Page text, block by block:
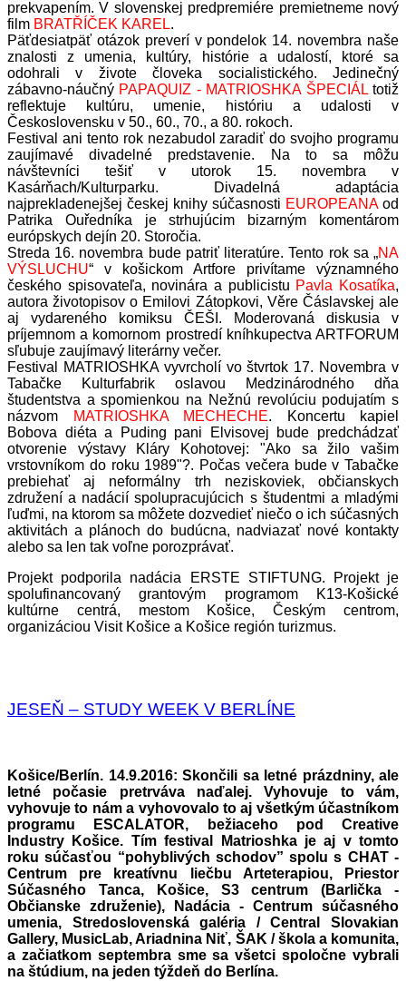
prekvapením. V slovenskej predpremiére premietneme nový
film BRATŘÍČEK KAREL.
Päťdesiatpäť otázok preverí v pondelok 14. novembra naše
znalosti z umenia, kultúry, histórie a udalostí, ktoré sa
odohrali v živote človeka socialistického. Jedinečný
zábavno-náučný PAPAQUIZ - MATRIOSHKA ŠPECIÁLtotiž
reflektuje kultúru, umenie, históriu a udalosti v
Československu v 50., 60., 70., a 80. rokoch.
Festival ani tento rok nezabudol zaradiť do svojho programu
zaujímavé divadelné predstavenie. Na to sa môžu
návštevníci tešiť v utorok 15. novembra v
Kasárňach/Kulturparku. Divadelná adaptácia
najprekladenejšej českej knihy súčasnosti EUROPEANAod
Patrika Ouředníka je strhujúcim bizarným komentárom
európskych dejín 20. Storočia.
Streda 16. novembra bude patriť literatúre. Tento rok sa „NA
VÝSLUCHU“ v košickom Artfore privítame významného
českého spisovateľa, novinára a publicistu Pavla Kosatíka,
autora životopisov o Emilovi Zátopkovi, Věre Čáslavskej ale
aj vydareného komiksu ČEŠI. Moderovaná diskusia v
príjemnom a komornom prostredí kníhkupectva ARTFORUM
sľubuje zaujímavý literárny večer.
Festival MATRIOSHKA vyvrcholí vo štvrtok 17. Novembra v
Tabačke Kulturfabrik oslavou Medzinárodného dňa
študentstva a spomienkou na Nežnú revolúciu podujatím s
názvom
MATRIOSHKA MECHECHE. Koncertu kapiel
Bobova diéta a Puding pani Elvisovej bude predchádzať
otvorenie výstavy Kláry Kohotovej: "Ako sa žilo vašim
vrstovníkom do roku 1989"?. Počas večera bude v Tabačke
prebiehať aj neformálny trh neziskoviek, občianskych
združení a nadácií spolupracujúcich s študentmi a mladými
ľuďmi, na ktorom sa môžete dozvedieť niečo o ich súčasných
aktivitách a plánoch do budúcna, nadviazať nové kontakty
alebo sa len tak voľne porozprávať.
Projekt podporila nadácia ERSTE STIFTUNG. Projekt je
spolufinancovaný grantovým programom K13-Košické
kultúrne centrá, mestom Košice, Českým centrom,
organizáciou Visit Košice a Košice región turizmus.
JESEŇ – STUDY WEEK V BERLÍNE
Košice/Berlín. 14.9.2016: Skončili sa letné prázdniny, ale
letné počasie pretrváva naďalej. Vyhovuje to vám,
vyhovuje to nám a vyhovovalo to aj všetkým účastníkom
programu ESCALATOR, bežiaceho pod Creative
Industry Košice. Tím festival Matrioshkaje aj v tomto
roku súčasťou “pohyblivých schodov” spolu s CHAT -
Centrum pre kreatívnu liečbu Arteterapiou,
Priestor
Súčasného Tanca, Košice, S3 centrum (Barlička -
Občianske združenie),
Nadácia - Centrum súčasného
umenia, Stredoslovenská galéria / Central Slovakian
Gallery, MusicLab,Ariadnina Niť, ŠAK / škola a komunita,
a začiatkom septembra sme sa všetci spoločne vybrali
na štúdium, na jeden týždeň do Berlína.